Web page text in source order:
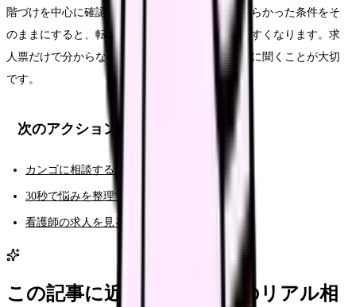
階づけを中心に確認してください。今の職場でつらかった条件をそ
のままにすると、転職しても同じ悩みが再発しやすくなります。求
人票だけで分からない点は、面接や見学で具体的に聞くことが大切
です。
次のアクション
カンゴに相談する（AI相談）
30秒で悩みを整理する（悩み診断）
看護師の求人を見る
この記事に近い看護師さんのリアル相